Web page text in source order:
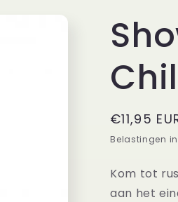
Normale
prijs
€11,95
Belastingen
Kom tot
aan het